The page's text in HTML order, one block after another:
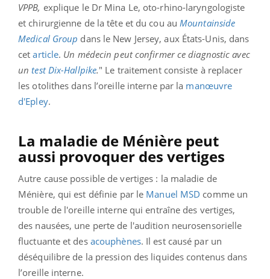
VPPB, explique le Dr Mina Le, oto-rhino-laryngologiste
et chirurgienne de la tête et du cou au Mountainside
Medical Group dans le New Jersey, aux États-Unis, dans
cetarticle. Un médecin peut confirmer ce diagnostic avec
untest Dix-Hallpike." Le traitement consiste à replacer
les otolithes dans l’oreille interne par la manœuvre
d'Epley.
La maladie de Ménière peut
aussi provoquer des vertiges
Autre cause possible de vertiges : la maladie de
Ménière, qui est définie par le Manuel MSD comme un
trouble de l'oreille interne qui entraîne des vertiges,
des nausées, une perte de l'audition neurosensorielle
fluctuante et des acouphènes. Il est causé par un
déséquilibre de la pression des liquides contenus dans
l’oreille interne.